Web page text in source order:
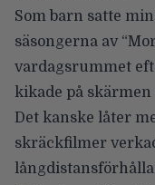
Som barn satte
säsongerna av
vardagsrummet
kikade på skärmen
Det kanske låter
skräckfilmer